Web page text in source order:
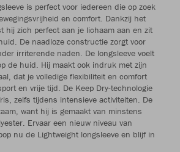
is perfect voor iedereen die op zoek
en comfort. Dankzij het
hij zich perfect aan je lichaam aan en zit
De naadloze constructie zorgt voor
irriterende naden. De longsleeve voelt
de huid. Hij maakt ook indruk met zijn
dat je volledige flexibiliteit en comfort
en vrije tijd. De Keep Dry-technologie
zelfs tijdens intensieve activiteiten. De
want hij is gemaakt van minstens
Ervaar een nieuw niveau van
nu de Lightweight longsleeve en blijf in